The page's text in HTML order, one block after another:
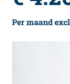
Per maand